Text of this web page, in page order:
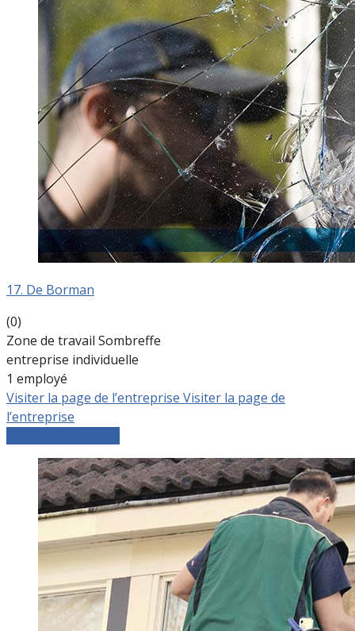
17. De Borman
(0)
Zone de travail Sombreffe
entreprise individuelle
1 employé
Visiter la page de l’entreprise Visiter la page de
l’entreprise